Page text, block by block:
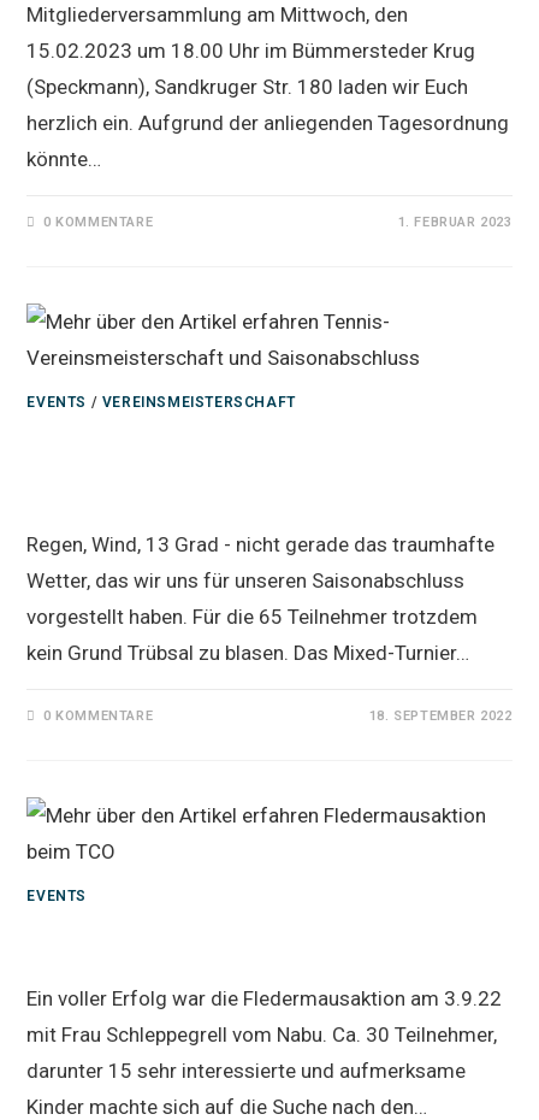
Mitgliederversammlung am Mittwoch, den
15.02.2023 um 18.00 Uhr im Bümmersteder Krug
(Speckmann), Sandkruger Str. 180 laden wir Euch
herzlich ein. Aufgrund der anliegenden Tagesordnung
könnte…
0 KOMMENTARE 1. FEBRUAR 2023
EVENTS / VEREINSMEISTERSCHAFT
Regen, Wind, 13 Grad - nicht gerade das traumhafte
Wetter, das wir uns für unseren Saisonabschluss
vorgestellt haben. Für die 65 Teilnehmer trotzdem
kein Grund Trübsal zu blasen. Das Mixed-Turnier…
0 KOMMENTARE 18. SEPTEMBER 2022
EVENTS
Ein voller Erfolg war die Fledermausaktion am 3.9.22
mit Frau Schleppegrell vom Nabu. Ca. 30 Teilnehmer,
darunter 15 sehr interessierte und aufmerksame
Kinder machte sich auf die Suche nach den…